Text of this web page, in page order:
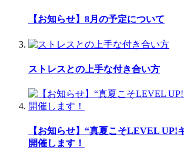
【お知らせ】8月の予定について
ストレスとの上手な付き合い方
【お知らせ】“真夏こそLEVEL UP!
開催します！